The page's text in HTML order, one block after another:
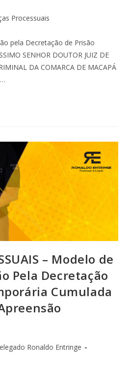
Processuais
pela Decretação de Prisão
SENHOR DOUTOR JUIZ DE
DA COMARCA DE MACAPÁ
– Modelo de
Pela Decretação
Cumulada
Ronaldo Entringe